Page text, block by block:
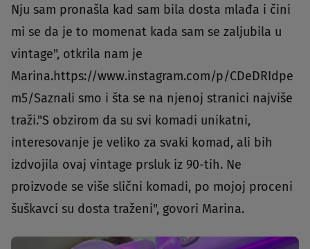
Nju sam pronašla kad sam bila dosta mlađa i čini
mi se da je to momenat kada sam se zaljubila u
vintage", otkrila nam je
Marina.https://www.instagram.com/p/CDeDRIdpe
m5/Saznali smo i šta se na njenoj stranici najviše
traži."S obzirom da su svi komadi unikatni,
interesovanje je veliko za svaki komad, ali bih
izdvojila ovaj vintage prsluk iz 90-tih. Ne
proizvode se više slični komadi, po mojoj proceni
šuškavci su dosta traženi", govori Marina.